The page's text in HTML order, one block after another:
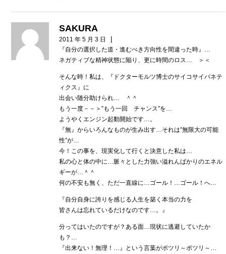
SAKURA
2011 年 5 月 3 日 |
『自分の選択した道・進むべき方向性を間違った時』…
ネガティブな精神状態に陥り、更に時間のロス… ＞＜
そんな時！私は、『ドクターモルツ博士のサイコサイバネテ
ィクス』に
出会い随分助けられ… ＾＾
もう一度－－＞”もう一回 チャンス”を…
ようやくエンジン起動開始です…。
『無』からいろんなものが生み出す…それは”無限大の可能
性”が…
今！この事を、現実化して行くと決意した私は…
私の心と体の中に…脈々とした力強い溢れんばかりのエネル
ギーが…＾＾
何の不安も無く、ただ一直線に…ゴール！…ゴール！へ…
『自分自身に誇りを感じる人生を築く本当の力を
皆さんは忘れているだけなのです…。』
分ってはいたのですが？ある面…現状に逃避していたか
も？…
『出来ない！無理！…』という言葉がポツリ～ポツリ～…